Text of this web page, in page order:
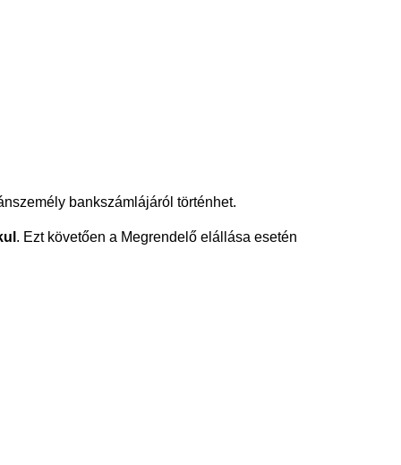
bankszámlájáról történhet.
. Ezt követően a Megrendelő elállása esetén